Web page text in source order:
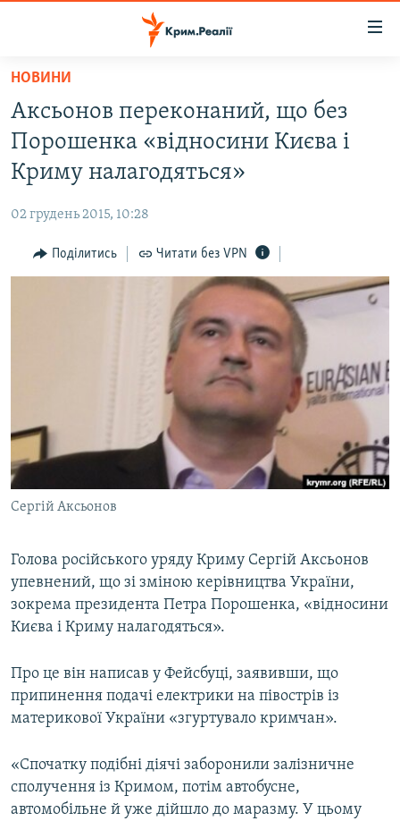
Перейти
основного
матеріалу
Перейти
до
основної
навігації
Перейти
до
ВІДЕО ТА ФОТО
БЛОГИ
ПОГЛЯД
СВІДЧЕННЯ ОКУПАЦІЇ
УКРАЇНСЬКА ПРОБЛЕМА КРИМУ
ІНФОГРАФІКА
ЯК ОБІЙТИ БЛОКУВАННЯ
Русский
Qırımtatar
ДОЛУЧАЙСЯ!
НОВИНИ
Аксьонов переконаний, що без
Порошенка «відносини Києва і
Криму налагодяться»
02 грудень 2015, 10:28
Поділитись Читати без VPN
Сергій Аксьонов
Голова російського уряду Криму Сергій Аксьонов
упевнений, що зі зміною керівництва України,
зокрема президента Петра Порошенка, «відносини
Києва і Криму налагодяться».
Про це він написав у Фейсбуці, заявивши, що
припинення подачі електрики на півострів із
материкової України «згуртувало кримчан».
«Спочатку подібні діячі заборонили залізничне
сполучення із Кримом, потім автобусне,
автомобільне й уже дійшло до маразму. У цьому